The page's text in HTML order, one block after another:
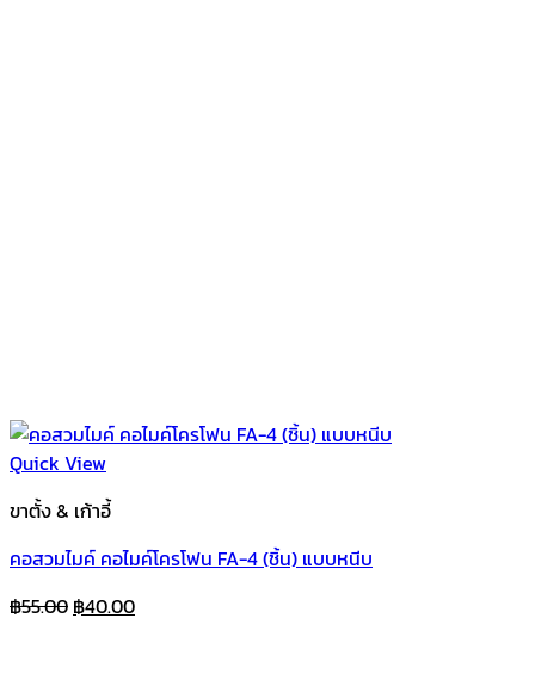
Quick View
ขาตั้ง & เก้าอี้
คอสวมไมค์ คอไมค์โครโฟน FA-4 (ชิ้น) แบบหนีบ
฿55.00 Original
฿40.00Current